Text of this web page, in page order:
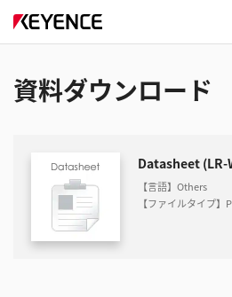
資料ダウンロード
Datasheet (LR-
【言語】Others
【ファイルタイプ】